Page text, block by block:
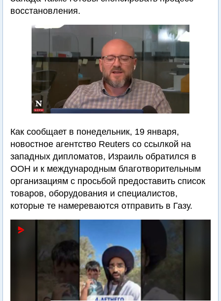
восстановления.
Как сообщает в понедельник, 19 января,
новостное агентство Reuters со ссылкой на
западных дипломатов, Израиль обратился в
ООН и к международным благотворительным
организациям с просьбой предоставить список
товаров, оборудования и специалистов,
которые те намереваются отправить в Газу.